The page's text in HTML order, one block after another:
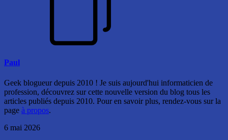
Paul
Geek blogueur depuis 2010 ! Je suis aujourd'hui informaticien de
profession, découvrez sur cette nouvelle version du blog tous les
articles publiés depuis 2010. Pour en savoir plus, rendez-vous sur la
page à propos.
6 mai 2026